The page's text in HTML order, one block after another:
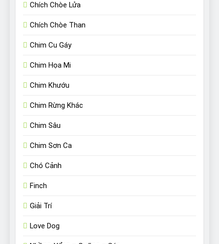
Chích Chòe Lửa
Chích Chòe Than
Chim Cu Gáy
Chim Họa Mi
Chim Khướu
Chim Rừng Khác
Chim Sâu
Chim Sơn Ca
Chó Cảnh
Finch
Giải Trí
Love Dog